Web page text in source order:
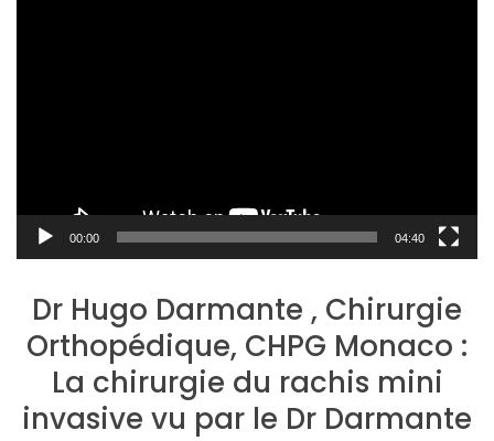
00:00 04:40
Dr Hugo Darmante , Chirurgie
Orthopédique, CHPG Monaco :
La chirurgie du rachis mini
invasive vu par le Dr Darmante